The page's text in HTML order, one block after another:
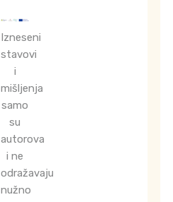
Izneseni
stavovi
i
mišljenja
samo
su
autorova
i ne
odražavaju
nužno